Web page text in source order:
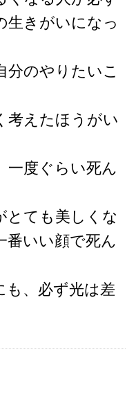
生きがいになっ
分のやりたいこ
考えたほうがい
一度ぐらい死ん
とても美しくな
番いい顔で死ん
も、必ず光は差